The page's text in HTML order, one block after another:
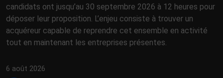
candidats ont jusqu’au 30 septembre 2026 à 12 heures pour
déposer leur proposition. L’enjeu consiste à trouver un
acquéreur capable de reprendre cet ensemble en activité
tout en maintenant les entreprises présentes.
6 août 2026